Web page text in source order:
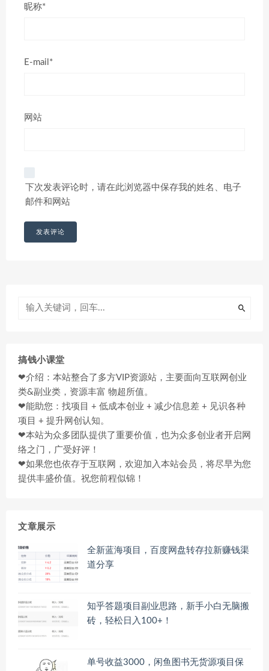
昵称*
E-mail*
网站
下次发表评论时，请在此浏览器中保存我的姓名、电子
邮件和网站
搞钱小课堂
❤介绍：本站整合了多方VIP资源站，主要面向互联网创业
类&副业类，资源丰富 物超所值。
❤能助您：找项目 + 低成本创业 + 减少信息差 + 见识各种
项目 + 提升网创认知。
❤本站为众多团队提供了重要价值，也为众多创业者开启网
络之门，广受好评！
❤如果您也依存于互联网，欢迎加入本站会员，将尽早为您
提供丰盛价值。祝您前程似锦！
文章展示
全新蓝海项目，百度网盘转存拉新赚钱渠
道分享
知乎答题项目副业思路，新手小白无脑搬
砖，轻松日入100+！
单号收益3000，闲鱼图书无货源项目保